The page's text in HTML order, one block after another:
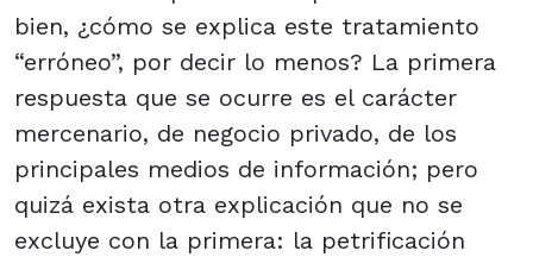
bien, ¿cómo se explica este tratamiento
“erróneo”, por decir lo menos? La primera
respuesta que se ocurre es el carácter
mercenario, de negocio privado, de los
principales medios de información; pero
quizá exista otra explicación que no se
excluye con la primera: la petrificación